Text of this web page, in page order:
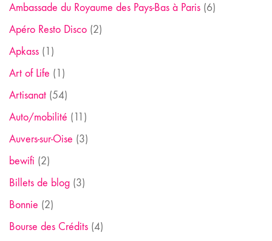
Ambassade du Royaume des Pays-Bas à Paris (6)
Apéro Resto Disco (2)
Apkass (1)
Art of Life (1)
Artisanat (54)
Auto/mobilité (11)
Auvers-sur-Oise (3)
bewifi (2)
Billets de blog (3)
Bonnie (2)
Bourse des Crédits (4)